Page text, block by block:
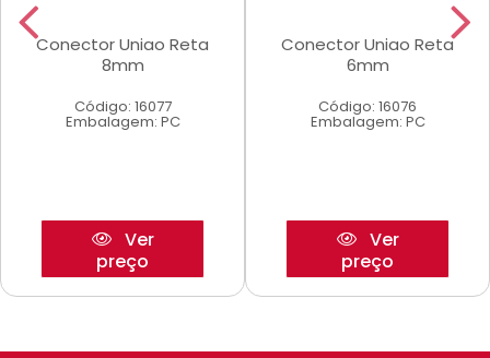
Conector Uniao Reta
8mm
Código: 16077
Embalagem: PC
Ver
preço
Conector Uniao Reta
6mm
Código: 16076
Embalagem: PC
Ver
preço